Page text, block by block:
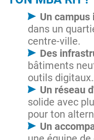
Un
dans un
centre-ville.
Des
bâtiments
outils
Un réseau
solide avec
pour ton
Un